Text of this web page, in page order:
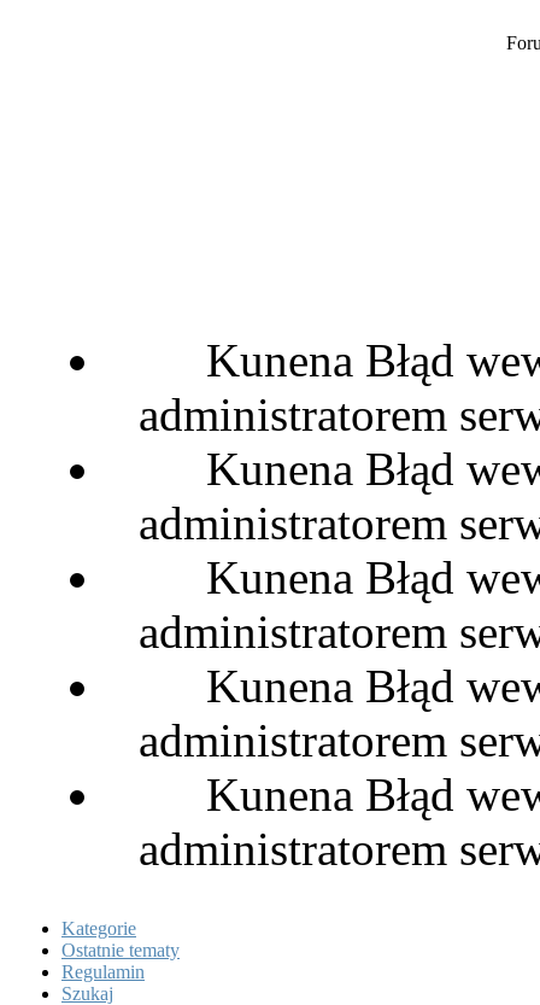
Kunena Błąd
administratorem
Kunena Błąd
administratorem
Kunena Błąd
administratorem
Kunena Błąd
administratorem
Kunena Błąd
administratorem
Kategorie
Ostatnie tematy
Regulamin
Szukaj